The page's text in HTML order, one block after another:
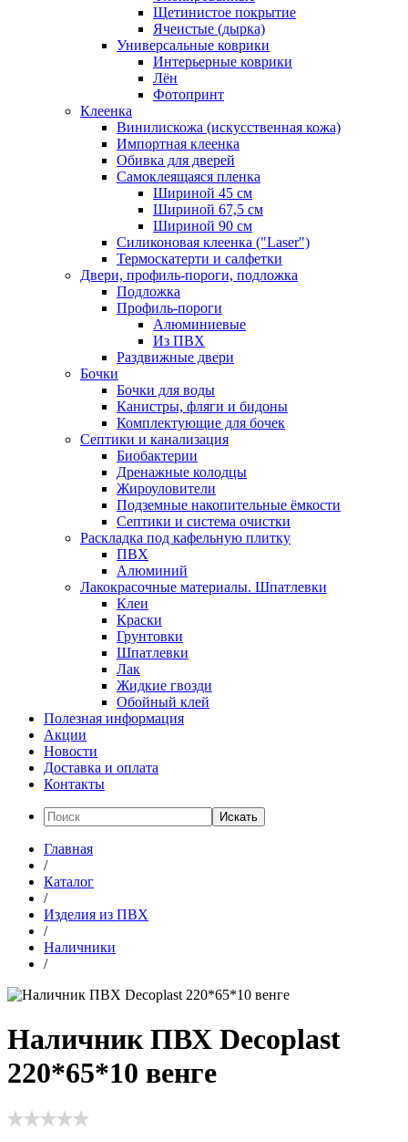
Щетинистое покрытие
Ячеистые (дырка)
Универсальные коврики
Интерьерные коврики
Лён
Фотопринт
Клеенка
Винилискожа (искусственная кожа)
Импортная клеенка
Обивка для дверей
Самоклеящаяся пленка
Шириной 45 см
Шириной 67,5 см
Шириной 90 см
Силиконовая клеенка ("Laser")
Термоскатерти и салфетки
Двери, профиль-пороги, подложка
Подложка
Профиль-пороги
Алюминиевые
Из ПВХ
Раздвижные двери
Бочки
Бочки для воды
Канистры, фляги и бидоны
Комплектующие для бочек
Септики и канализация
Биобактерии
Дренажные колодцы
Жироуловители
Подземные накопительные ёмкости
Септики и система очистки
Раскладка под кафельную плитку
ПВХ
Алюминий
Лакокрасочные материалы. Шпатлевки
Клеи
Краски
Грунтовки
Шпатлевки
Лак
Жидкие гвозди
Обойный клей
Полезная информация
Акции
Новости
Доставка и оплата
Контакты
Искать
Главная
/
Каталог
/
Изделия из ПВХ
/
Наличники
/
Наличник ПВХ Decoplast
220*65*10 венге